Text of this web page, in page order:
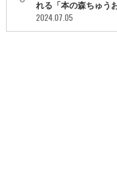
れる「本の森ちゅう
2024.07.05